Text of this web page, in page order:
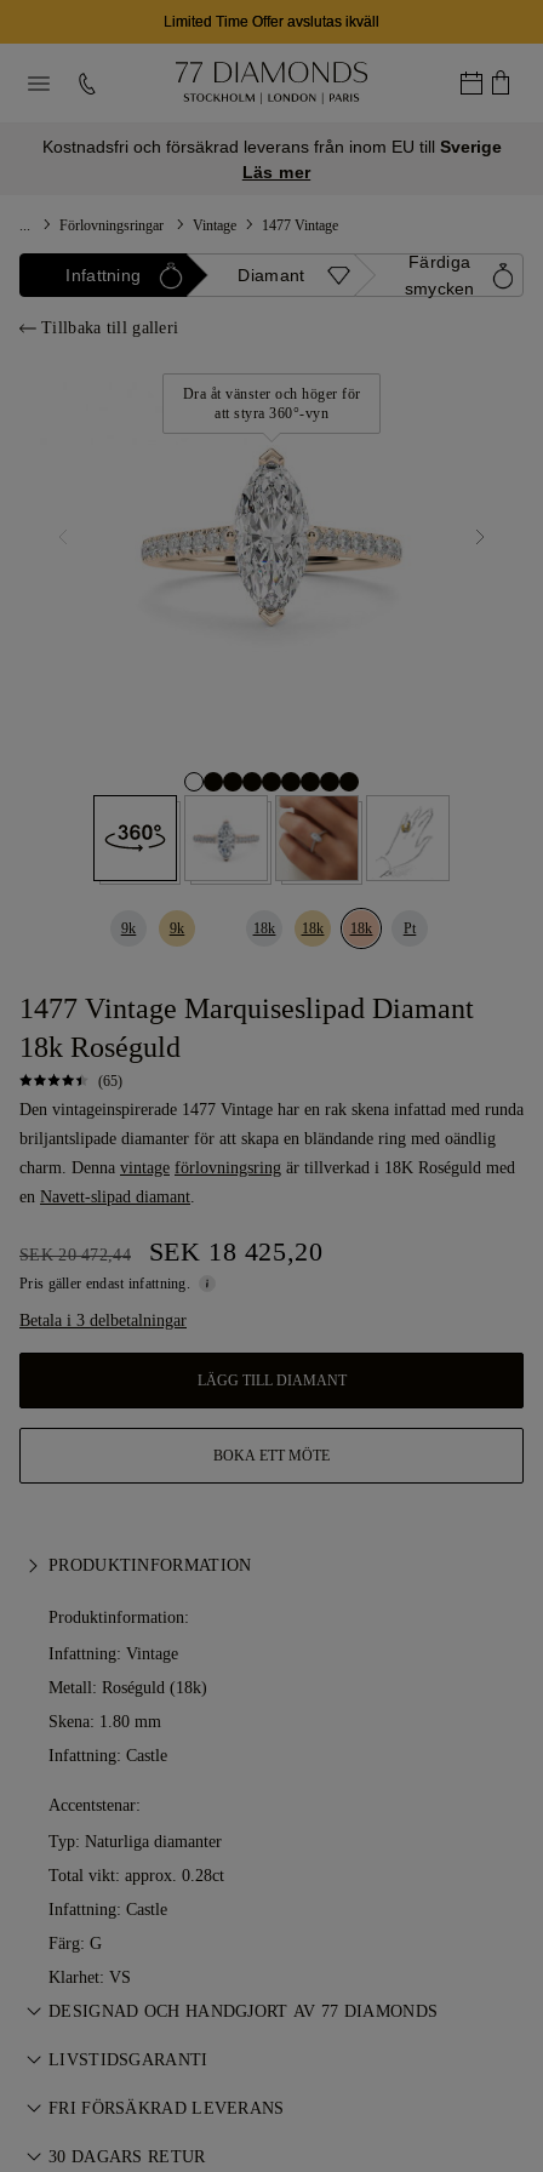
Limited Time Offer avslutas ikväll
Kostnadsfri och försäkrad leverans från inom EU till Sverige
Läs mer
Förlovningsringar Vintage 1477 Vintage
Infattning Diamant
Färdiga
smycken
Tillbaka till galleri
Dra åt vänster och höger för
att styra 360°-vyn
9k 9k 18k 18k 18k Pt
1477 Vintage Marquiseslipad Diamant
18k Roséguld
(65)
Den vintageinspirerade 1477 Vintage har en rak skena infattad med runda
briljantslipade diamanter för att skapa en bländande ring med oändlig
charm. Denna vintage förlovningsring är tillverkad i 18K Roséguld med
en Navett-slipad diamant.
SEK 20 472,44 SEK 18 425,20
Pris gäller endast infattning.
Betala i 3 delbetalningar
LÄGG TILL DIAMANT
BOKA ETT MÖTE
PRODUKTINFORMATION
Produktinformation:
Infattning: Vintage
Metall: Roséguld (18k)
Skena: 1.80 mm
Infattning: Castle
Accentstenar:
Typ: Naturliga diamanter
Total vikt: approx. 0.28ct
Infattning: Castle
Färg: G
Klarhet: VS
DESIGNAD OCH HANDGJORT AV 77 DIAMONDS
Konsten att skapa smycken, förfinad av 77 Diamonds
LIVSTIDSGARANTI
Vid köp hos 77 Diamonds ingår livstidsgaranti mot
Läs mer i våravillkor
FRI FÖRSÄKRAD LEVERANS
Allt porto är gratis, oavsett var du bor. Vi skickar ditt föremål
30 DAGARS RETUR